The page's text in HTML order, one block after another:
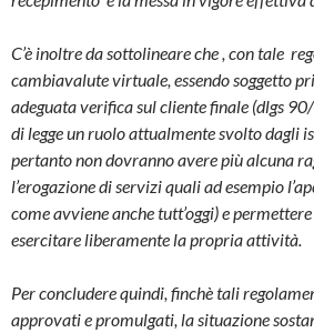
C’è inoltre da sottolineare che , con tale
cambiavalute virtuale, essendo soggetto
adeguata verifica sul cliente finale (dlgs
di legge un ruolo attualmente svolto dagli
pertanto non dovranno avere più alcuna
l’erogazione di servizi quali ad esempio
come avviene anche tutt’oggi) e
esercitare liberamente la propria attività.
Per concludere quindi, finchè tali
approvati e promulgati, la situazione